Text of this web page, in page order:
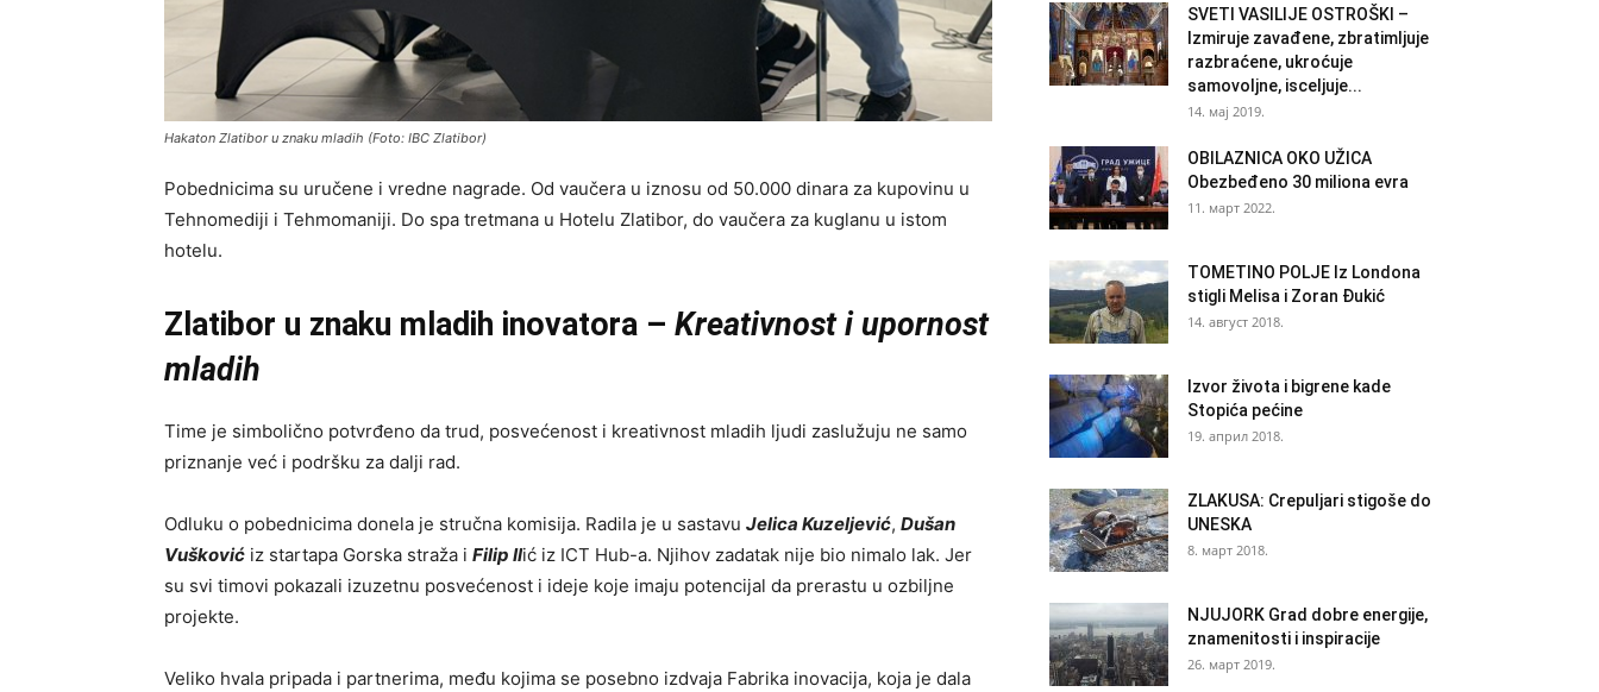
Hakaton Zlatibor u znaku mladih (Foto: IBC Zlatibor)
Pobednicima su uručene i vredne nagrade. Od vaučera u iznosu od 50.000 dinara za kupovinu u
Tehnomediji i Tehmomaniji. Do spa tretmana u Hotelu Zlatibor, do vaučera za kuglanu u istom
hotelu.
Zlatibor u znaku mladih inovatora – Kreativnost i upornost
mladih
Time je simbolično potvrđeno da trud, posvećenost i kreativnost mladih ljudi zaslužuju ne samo
priznanje već i podršku za dalji rad.
Odluku o pobednicima donela je stručna komisija. Radila je u sastavu Jelica Kuzeljević, Dušan
Vušković iz startapa Gorska straža i Filip Ilić iz ICT Hub-a. Njihov zadatak nije bio nimalo lak. Jer
su svi timovi pokazali izuzetnu posvećenost i ideje koje imaju potencijal da prerastu u ozbiljne
projekte.
Veliko hvala pripada i partnerima, među kojima se posebno izdvaja Fabrika inovacija, koja je dala
SVETI VASILIJE OSTROŠKI –
Izmiruje zavađene, zbratimljuje
razbraćene, ukroćuje
samovoljne, isceljuje...
14. мај 2019.
OBILAZNICA OKO UŽICA
Obezbeđeno 30 miliona evra
11. март 2022.
TOMETINO POLJE Iz Londona
stigli Melisa i Zoran Đukić
14. август 2018.
Izvor života i bigrene kade
Stopića pećine
19. април 2018.
ZLAKUSA: Crepuljari stigoše do
UNESKA
8. март 2018.
NJUJORK Grad dobre energije,
znamenitosti i inspiracije
26. март 2019.